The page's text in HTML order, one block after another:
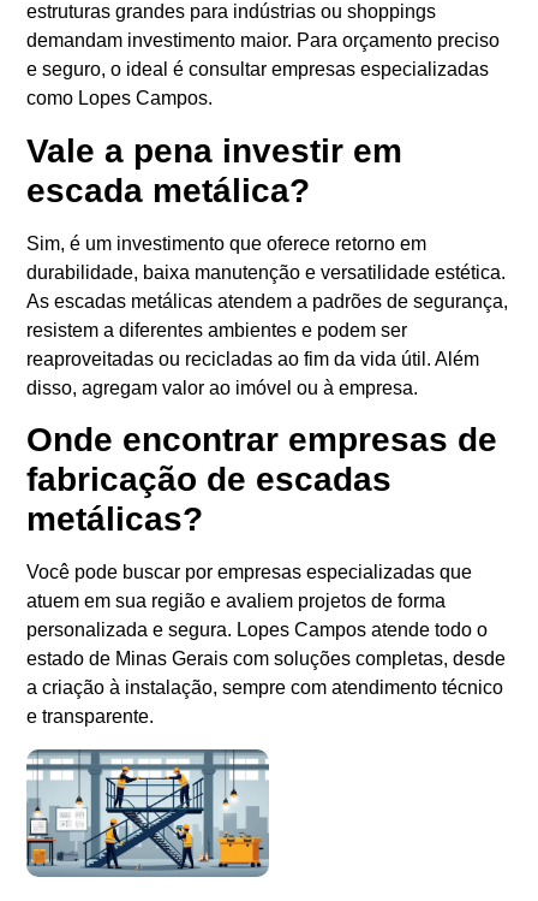
estruturas grandes para indústrias ou shoppings
demandam investimento maior. Para orçamento preciso
e seguro, o ideal é consultar empresas especializadas
como Lopes Campos.
Vale a pena investir em
escada metálica?
Sim, é um investimento que oferece retorno em
durabilidade, baixa manutenção e versatilidade estética.
As escadas metálicas atendem a padrões de segurança,
resistem a diferentes ambientes e podem ser
reaproveitadas ou recicladas ao fim da vida útil. Além
disso, agregam valor ao imóvel ou à empresa.
Onde encontrar empresas de
fabricação de escadas
metálicas?
Você pode buscar por empresas especializadas que
atuem em sua região e avaliem projetos de forma
personalizada e segura. Lopes Campos atende todo o
estado de Minas Gerais com soluções completas, desde
a criação à instalação, sempre com atendimento técnico
e transparente.